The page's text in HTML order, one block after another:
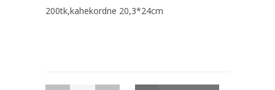
200tk,kahekordne 20,3*24cm